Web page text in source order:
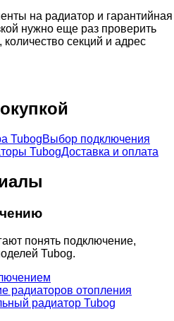
на радиатор и гарантийная
нужно еще раз проверить
секций и адрес
TubogВыбор подключения
TubogДоставка и оплата
понять подключение,
Tubog.
радиаторов отопления
радиатор Tubog